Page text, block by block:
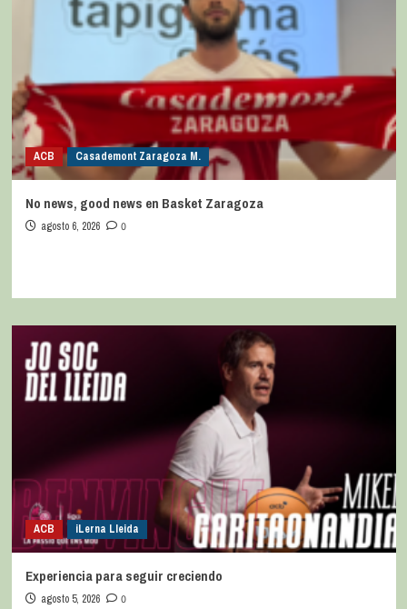
ACB Casademont Zaragoza M.
No news, good news en Basket Zaragoza
agosto 6, 2026 0
ACB iLerna Lleida
Experiencia para seguir creciendo
agosto 5, 2026 0